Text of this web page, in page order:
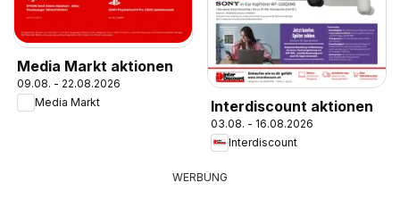
Media Markt aktionen
09.08. - 22.08.2026
Media Markt
Interdiscount aktionen
03.08. - 16.08.2026
Interdiscount
WERBUNG